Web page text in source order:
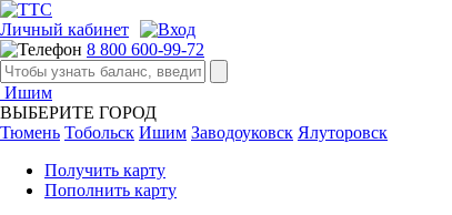
Личный кабинет
8 800 600-99-72
Ишим
ВЫБЕРИТЕ ГОРОД
Тюмень Тобольск Ишим Заводоуковск Ялуторовск
Получить карту
Пополнить карту